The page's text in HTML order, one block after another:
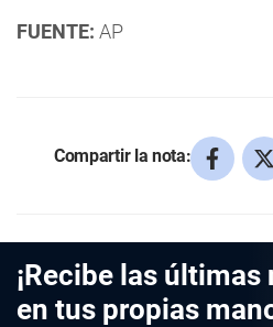
FUENTE: AP
Compartir la nota:
¡Recibe las
en tus propias